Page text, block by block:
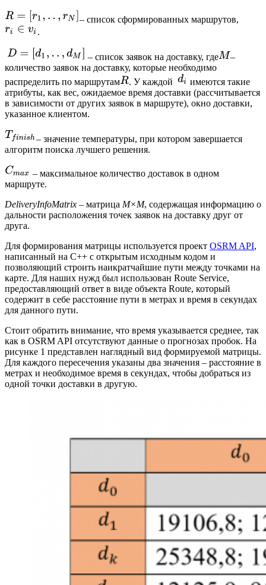
– список сформированных маршрутов,
.
– список заявок на доставку, где
–
количество заявок на доставку, которые необходимо
распределить по маршрутам
. У каждой
имеются такие
атрибуты, как вес, ожидаемое время доставки (рассчитывается
в зависимости от других заявок в маршруте), окно доставки,
указанное клиентом.
– значение температуры, при котором завершается
алгоритм поиска лучшего решения.
– максимальное количество доставок в одном
маршруте.
DeliveryInfoMatrix – матрица M×M, содержащая информацию о
дальности расположения точек заявок на доставку друг от
друга.
Для формирования матрицы используется проект OSRM API,
написанный на C++ c открытым исходным кодом и
позволяющий строить наикратчайшие пути между точками на
карте. Для наших нужд был использован Route Service,
предоставляющий ответ в виде объекта Route, который
содержит в себе расстояние пути в метрах и время в секундах
для данного пути.
Стоит обратить внимание, что время указывается среднее, так
как в OSRM API отсутствуют данные о прогнозах пробок. На
рисунке 1 представлен наглядный вид формируемой матрицы.
Для каждого пересечения указаны два значения – расстояние в
метрах и необходимое время в секундах, чтобы добраться из
одной точки доставки в другую.